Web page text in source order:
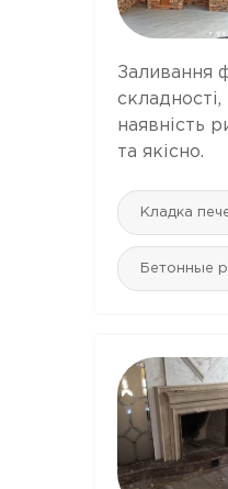
Заливання
наявність
та якісно.
Кладка
Бетонные